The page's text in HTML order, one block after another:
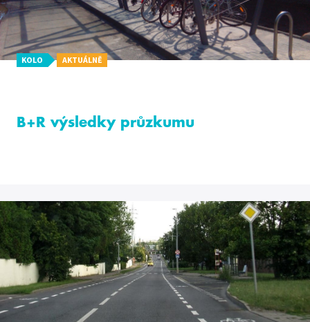
KOLO AKTUÁLNĚ
B+R výsledky průzkumu